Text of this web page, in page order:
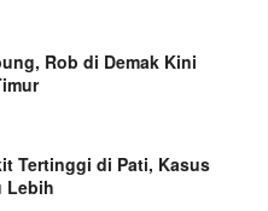
Rob di Demak Kini
Tertinggi di Pati, Kasus
Lebih